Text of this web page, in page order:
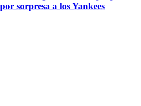
sorpresa a los Yankees